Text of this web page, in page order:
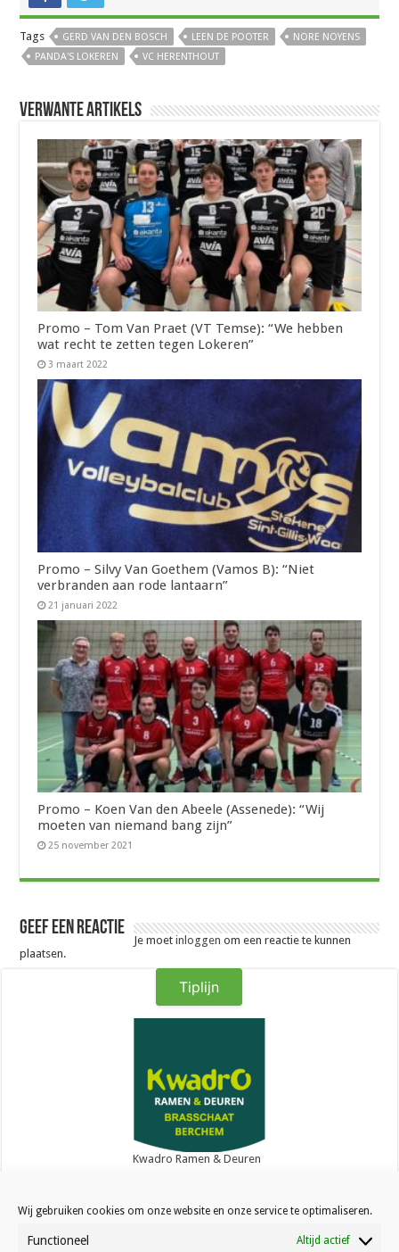
Wij gebruiken cookies om onze website en onze service te optimaliseren.
Functioneel Altijd actief
Tags GERD VAN DEN BOSCH LEEN DE POOTER
NORE NOYENS
PANDA'S LOKEREN
VC HERENTHOUT
Verwante artikels
Promo – Tom Van Praet (VT Temse): “We hebben
wat recht te zetten tegen Lokeren”
3 maart 2022
Promo – Silvy Van Goethem (Vamos B): “Niet
verbranden aan rode lantaarn”
21 januari 2022
Promo – Koen Van den Abeele (Assenede): “Wij
moeten van niemand bang zijn”
25 november 2021
Geef een reactie
Je moetinloggen om een reactie te kunnen
plaatsen.
Tiplijn
Kwadro Ramen & Deuren